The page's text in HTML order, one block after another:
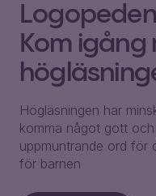
Kom igång
Högläsningen har
komma något gott
uppmuntrande ord för
för barnen